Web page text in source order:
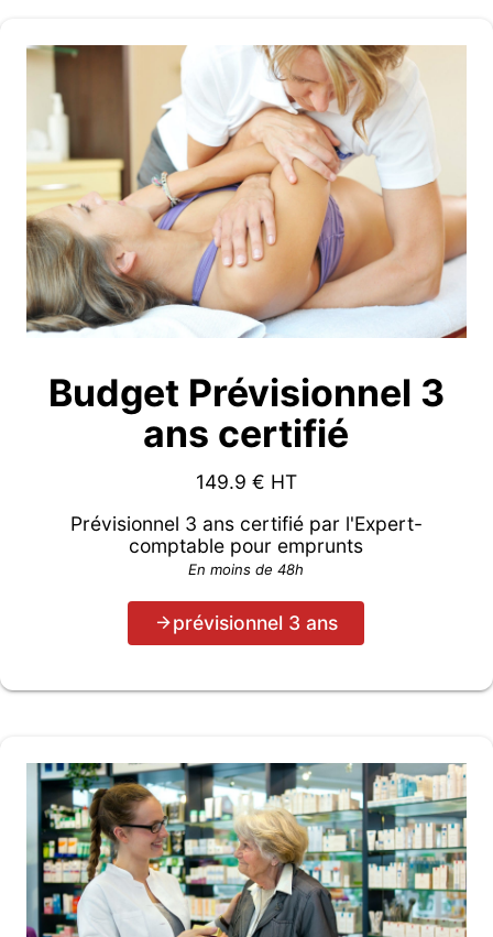
Budget Prévisionnel 3
ans certifié
149.9 € HT
Prévisionnel 3 ans certifié par l'Expert-
comptable pour emprunts
En moins de 48h
prévisionnel 3 ans